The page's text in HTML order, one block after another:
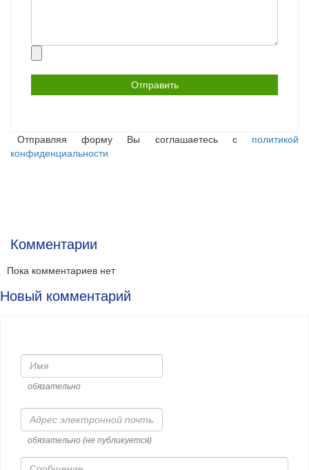
Отправляя форму Вы соглашаетесь с политикой
конфиденциальности
Комментарии
Пока комментариев нет
Новый комментарий
Имя
обязательно
Адрес
электронной
почты
обязательно (не публикуется)
Сообщение